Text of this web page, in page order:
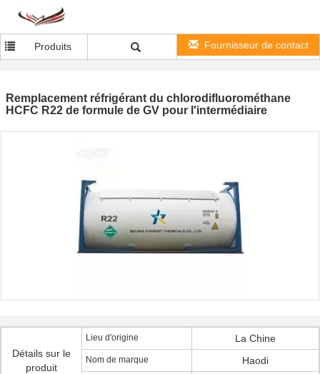
Produits Fournisseur de contact
Remplacement réfrigérant du chlorodifluorométhane
HCFC R22 de formule de GV pour l'intermédiaire
Détails sur le
produit
Lieu d'origine La Chine
Nom de marque Haodi